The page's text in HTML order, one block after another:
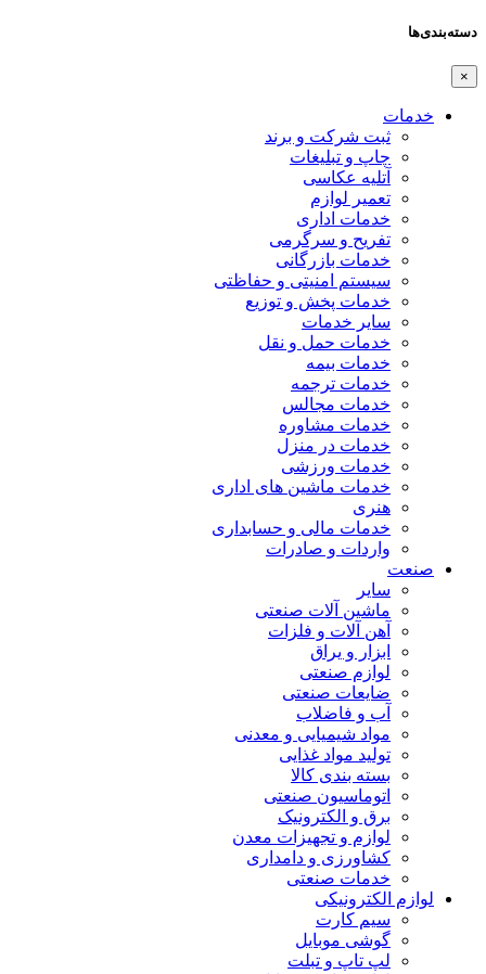
دسته‌بندی‌ها
×
خدمات
ثبت شرکت و برند
چاپ و تبلیغات
آتلیه عکاسی
تعمیر لوازم
خدمات اداری
تفریح و سرگرمی
خدمات بازرگانی
سیستم امنیتی و حفاظتی
خدمات پخش و توزیع
سایر خدمات
خدمات حمل و نقل
خدمات بیمه
خدمات ترجمه
خدمات مجالس
خدمات مشاوره
خدمات در منزل
خدمات ورزشی
خدمات ماشین های اداری
هنری
خدمات مالی و حسابداری
واردات و صادرات
صنعت
سایر
ماشین آلات صنعتی
آهن آلات و فلزات
ابزار و یراق
لوازم صنعتی
ضایعات صنعتی
آب و فاضلاب
مواد شیمیایی و معدنی
تولید مواد غذایی
بسته بندی کالا
اتوماسیون صنعتی
برق و الکترونیک
لوازم و تجهیزات معدن
کشاورزی و دامداری
خدمات صنعتی
لوازم الکترونیکی
سیم کارت
گوشی موبایل
لپ تاپ و تبلت